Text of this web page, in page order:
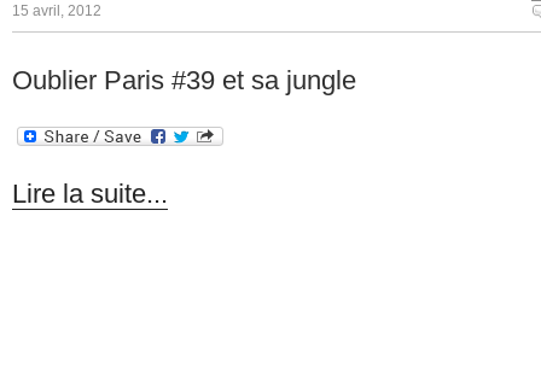
15 avril, 2012
Oublier Paris #39 et sa jungle
Lire la suite...